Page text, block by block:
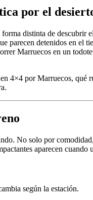
por el
distinta de
parecen detenidos en el
Marruecos en un
4×4 por Marruecos,
No solo por
aparecen cuando
según la estación.